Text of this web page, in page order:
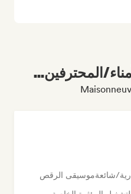
المحترفين...
شائعةموسيقى الرقص